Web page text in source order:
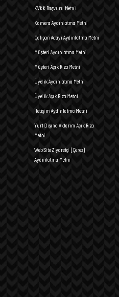
KVKK Başvuru Metni
Kamera Aydınlatma Metni
Çalışan Adayı Aydınlatma Metni
Müşteri Aydınlatma Metni
Müşteri Açık Rıza Metni
Üyelik Aydınlatma Metni
Üyelik Açık Rıza Metni
İletişim Aydınlatma Metni
Yurt Dışına Aktarım Açık Rıza
Metni
Web Site Ziyaretçi (Çerez)
Aydınlatma Metni